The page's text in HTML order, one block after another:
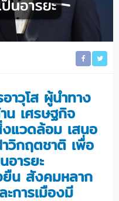
าวุโส ผู้นำทาง
น เศรษฐกิจ
แวดล้อม เสนอ
วิกฤตชาติ เพื่อ
อารยะ
ยืน สังคมหลาก
การเมืองมี